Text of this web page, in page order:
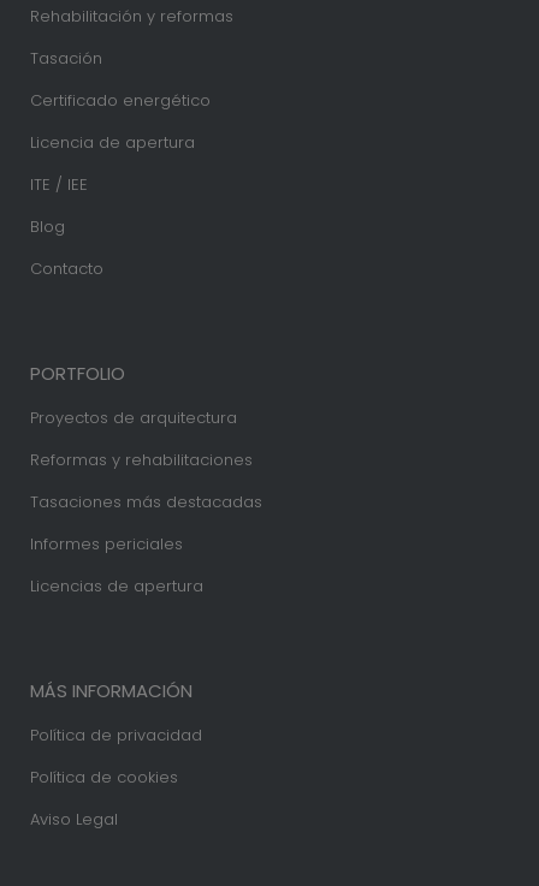
Rehabilitación y reformas
Tasación
Certificado energético
Licencia de apertura
ITE / IEE
Blog
Contacto
PORTFOLIO
Proyectos de arquitectura
Reformas y rehabilitaciones
Tasaciones más destacadas
Informes periciales
Licencias de apertura
MÁS INFORMACIÓN
Política de privacidad
Política de cookies
Aviso Legal